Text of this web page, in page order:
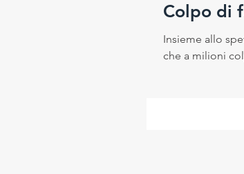
Colpo di
Insieme allo
che a milioni